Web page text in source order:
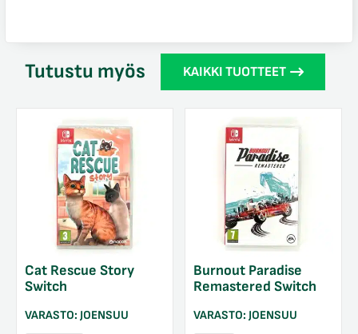
Tutustu myös KAIKKI TUOTTEET
Cat Rescue Story
Switch
VARASTO: JOENSUU
Burnout Paradise
Remastered Switch
VARASTO: JOENSUU